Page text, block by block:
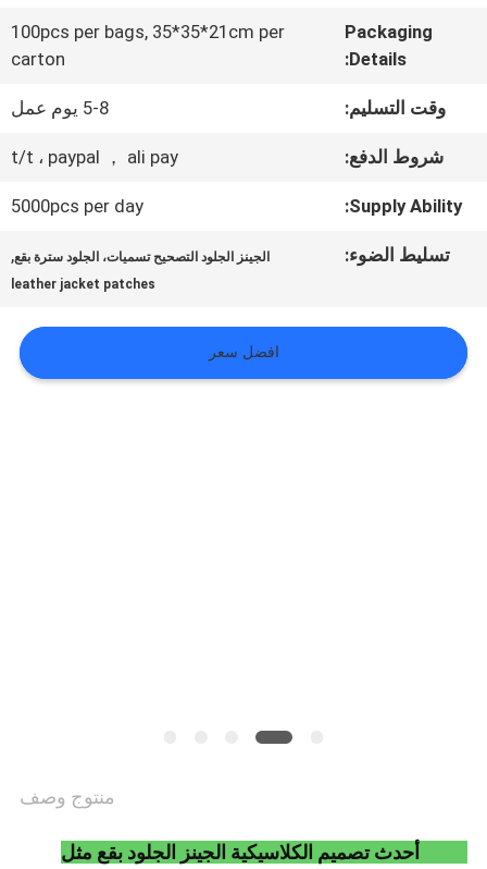
ضبط
الجودة
اتصل
بنا
أخبار
جميع
Packaging
Details:
100pcs per bags, 35*35*21cm per
carton
وقت التسليم: 5-8 يوم عمل
شروط الدفع: t/t ، paypal ， ali pay
Supply Ability:
5000pcs per day
تسليط الضوء: الجينز الجلود التصحيح تسميات، الجلود سترة بقع,
leather jacket patches
افضل سعر
منتوج وصف
2017 أحدث تصميم الكلاسيكية الجينز الجلود بقع مثل